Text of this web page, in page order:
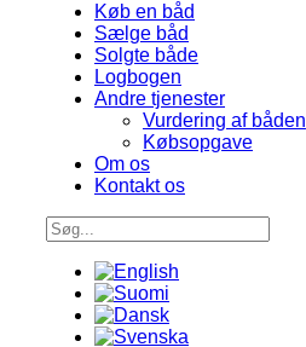
Køb en båd
Sælge båd
Solgte både
Logbogen
Andre tjenester
Vurdering af båden
Købsopgave
Om os
Kontakt os